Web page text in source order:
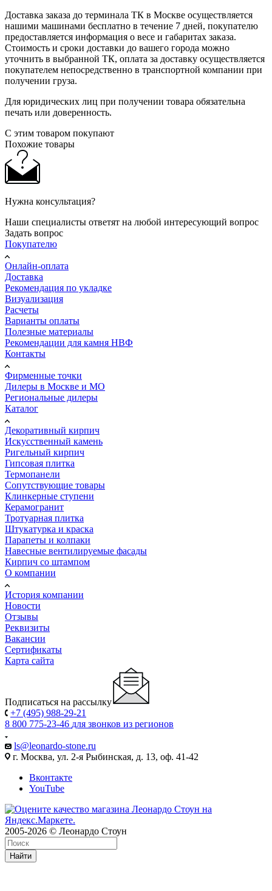
Доставка заказа до терминала ТК в Москве осуществляется
нашими машинами бесплатно в течение 7 дней, покупателю
предоставляется информация о весе и габаритах заказа.
Стоимость и сроки доставки до вашего города можно
уточнить в выбранной ТК, оплата за доставку осуществляется
покупателем непосредственно в транспортной компании при
получении груза.
Для юридических лиц при получении товара обязательна
печать или доверенность.
С этим товаром покупают
Похожие товары
Нужна консультация?
Наши специалисты ответят на любой интересующий вопрос
Задать вопрос
Покупателю
Онлайн-оплата
Доставка
Рекомендация по укладке
Визуализация
Расчеты
Варианты оплаты
Полезные материалы
Рекомендации для камня НВФ
Контакты
Фирменные точки
Дилеры в Москве и МО
Региональные дилеры
Каталог
Декоративный кирпич
Искусственный камень
Ригельный кирпич
Гипсовая плитка
Термопанели
Сопутствующие товары
Клинкерные ступени
Керамогранит
Тротуарная плитка
Штукатурка и краска
Парапеты и колпаки
Навесные вентилируемые фасады
Кирпич со штампом
О компании
История компании
Новости
Отзывы
Реквизиты
Вакансии
Сертификаты
Карта сайта
Подписаться на рассылку
+7 (495) 988-29-21
8 800 775-23-46 для звонков из регионов
ls@leonardo-stone.ru
г. Москва, ул. 2-я Рыбинская, д. 13, оф. 41-42
Вконтакте
YouTube
2005-2026 © Леонардо Стоун
Найти